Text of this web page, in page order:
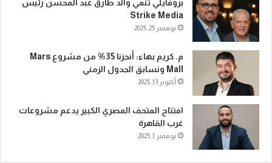
بروفايلي تنعي والد طارق عبد المحسن رئيس
Strike Media
نوفمبر 25, 2025
م. كريم بهاء: أنجزنا 35% من مشروع Mars
Mall ونسابق الجدول الزمني
أكتوبر 13, 2025
افتتاح المتحف المصري الكبير يدعم مشروعات
غرب القاهرة
نوفمبر 1, 2025